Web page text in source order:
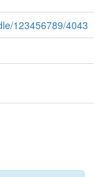
123456789/4043